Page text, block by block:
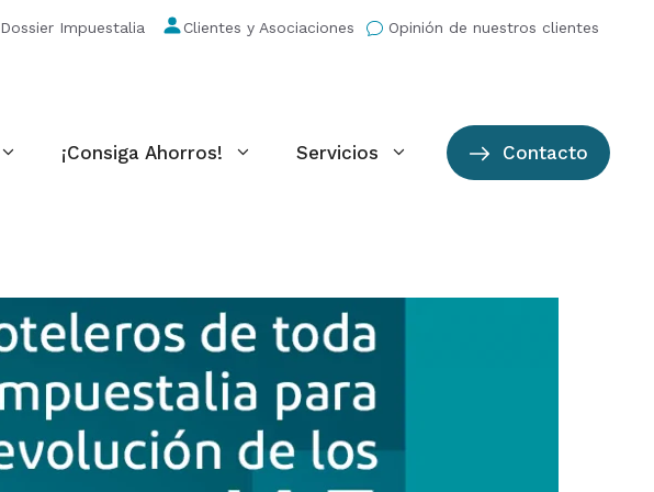
Dossier Impuestalia Clientes y Asociaciones Opinión de nuestros clientes
¡Consiga Ahorros! Servicios Contacto